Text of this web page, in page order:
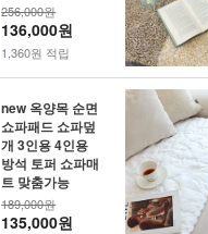
256,000원
136,000원
1,360원 적립
new 옥양목 순면
쇼파패드 쇼파덮
개 3인용 4인용
방석 토퍼 쇼파매
트 맞춤가능
189,000원
135,000원